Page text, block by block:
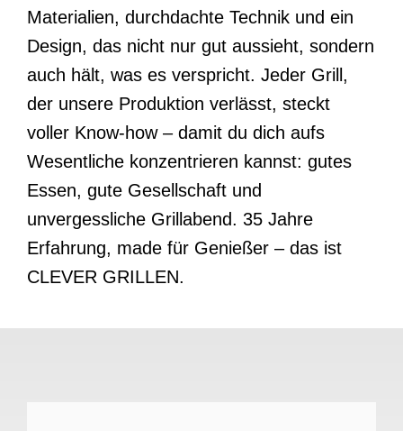
Materialien, durchdachte Technik und ein
Design, das nicht nur gut aussieht, sondern
auch hält, was es verspricht. Jeder Grill,
der unsere Produktion verlässt, steckt
voller Know-how – damit du dich aufs
Wesentliche konzentrieren kannst: gutes
Essen, gute Gesellschaft und
unvergessliche Grillabend. 35 Jahre
Erfahrung, made für Genießer – das ist
CLEVER GRILLEN.